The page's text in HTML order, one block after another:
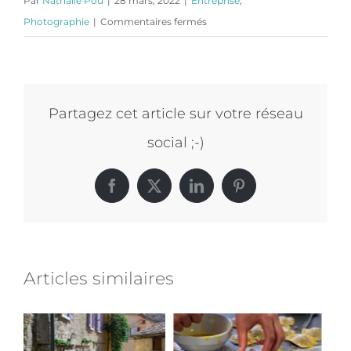
Photographie | Commentaires ferméssur
Hyères
Partagez cet article sur votre réseau
social ;-)
Facebook
X LinkedInPinterest
Articles similaires